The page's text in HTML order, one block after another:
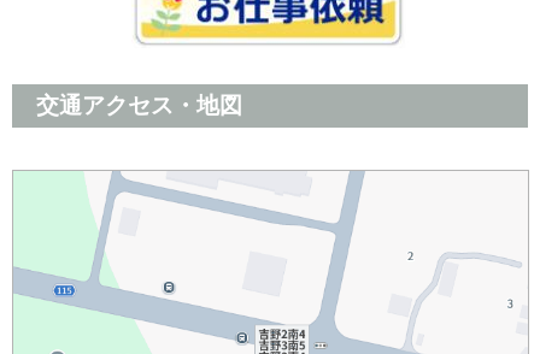
交通アクセス・地図